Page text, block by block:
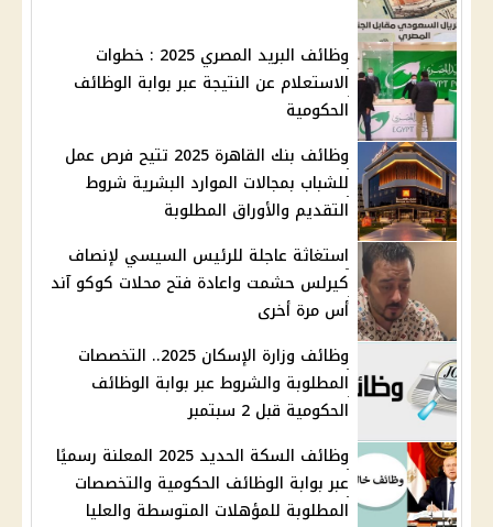
وظائف البريد المصري 2025 : خطوات
الاستعلام عن النتيجة عبر بوابة الوظائف
الحكومية
وظائف بنك القاهرة 2025 تتيح فرص عمل
للشباب بمجالات الموارد البشرية شروط
التقديم والأوراق المطلوبة
استغاثة عاجلة للرئيس السيسي لإنصاف
كيرلس حشمت واعادة فتح محلات كوكو آند
أس مرة أخرى
وظائف وزارة الإسكان 2025.. التخصصات
المطلوبة والشروط عبر بوابة الوظائف
الحكومية قبل 2 سبتمبر
وظائف السكة الحديد 2025 المعلنة رسميًا
عبر بوابة الوظائف الحكومية والتخصصات
المطلوبة للمؤهلات المتوسطة والعليا